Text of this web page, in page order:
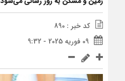
کد خبر : 890
09 فوریه 2025 - 9:32